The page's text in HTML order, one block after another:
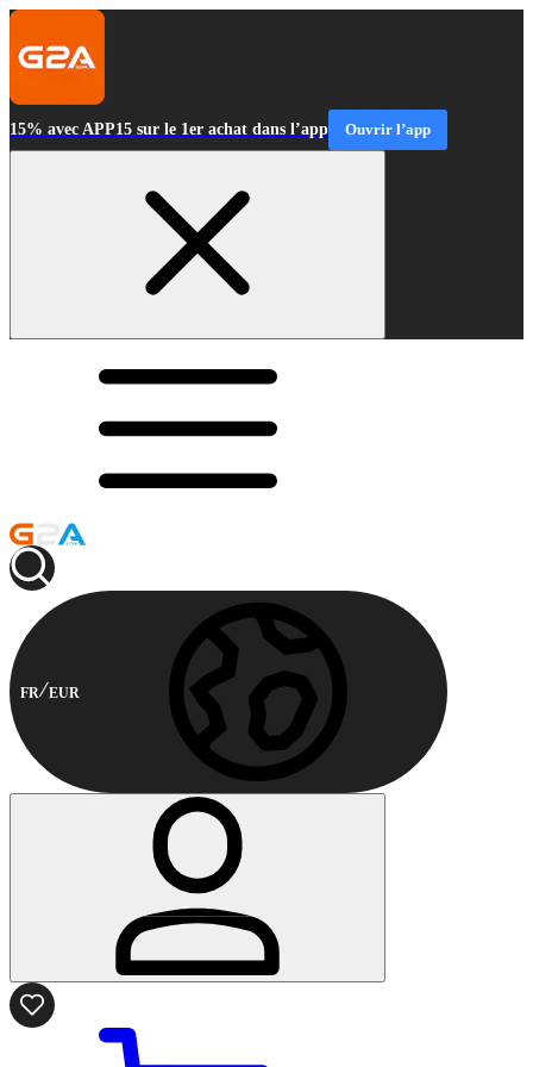
15% avec APP15 sur le 1er achat dans l’app Ouvrir l’app
FR EUR